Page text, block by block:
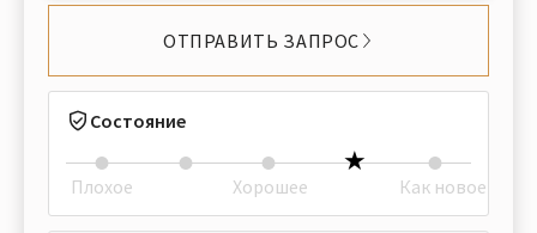
ОТПРАВИТЬ ЗАПРОС
Состояние
Плохое Хорошее Как новое